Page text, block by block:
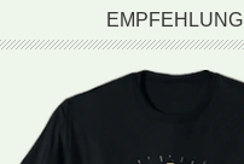
EMPFEHLUNG